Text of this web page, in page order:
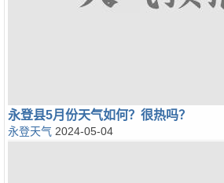
永登县5月份天气如何？很热吗？
永登天气 2024-05-04